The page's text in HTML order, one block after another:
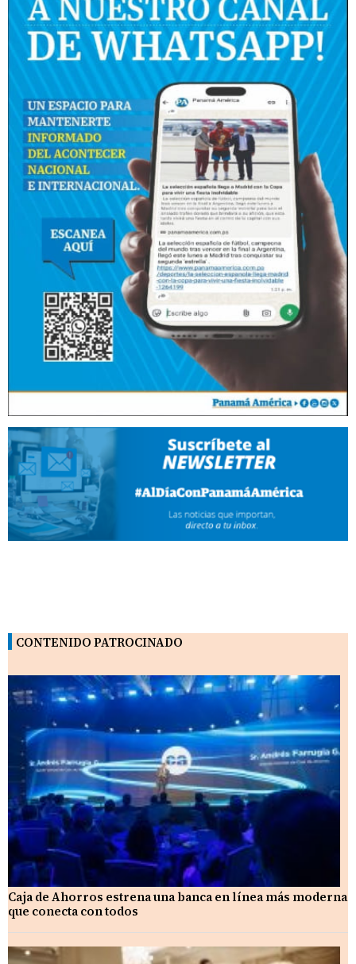
CONTENIDO PATROCINADO
Caja de Ahorros estrena una banca en línea más moderna
que conecta con todos